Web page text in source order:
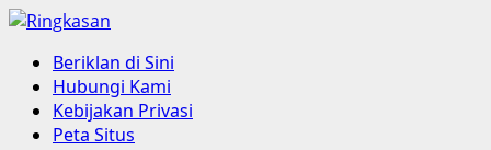
Skip
content
Primary
Menu
Beriklan di Sini
Hubungi Kami
Kebijakan Privasi
Peta Situs